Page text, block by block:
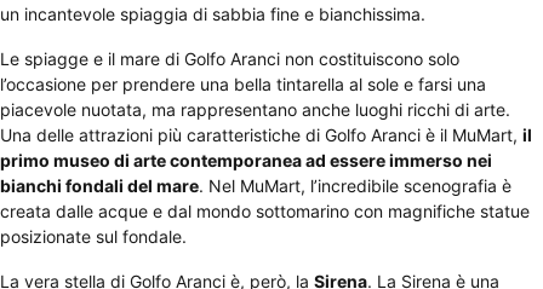
un incantevole spiaggia di sabbia fine e bianchissima.
Le spiagge e il mare di Golfo Aranci non costituiscono solo
l’occasione per prendere una bella tintarella al sole e farsi una
piacevole nuotata, ma rappresentano anche luoghi ricchi di arte.
Una delle attrazioni più caratteristiche di Golfo Aranci è il MuMart, il
primo museo di arte contemporanea ad essere immerso nei
bianchi fondali del mare. Nel MuMart, l’incredibile scenografia è
creata dalle acque e dal mondo sottomarino con magnifiche statue
posizionate sul fondale.
La vera stella di Golfo Aranci è, però, la Sirena. La Sirena è una